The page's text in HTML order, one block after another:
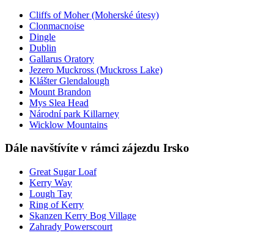
Cliffs of Moher (Moherské útesy)
Clonmacnoise
Dingle
Dublin
Gallarus Oratory
Jezero Muckross (Muckross Lake)
Klášter Glendalough
Mount Brandon
Mys Slea Head
Národní park Killarney
Wicklow Mountains
Dále navštívíte v rámci zájezdu Irsko
Great Sugar Loaf
Kerry Way
Lough Tay
Ring of Kerry
Skanzen Kerry Bog Village
Zahrady Powerscourt